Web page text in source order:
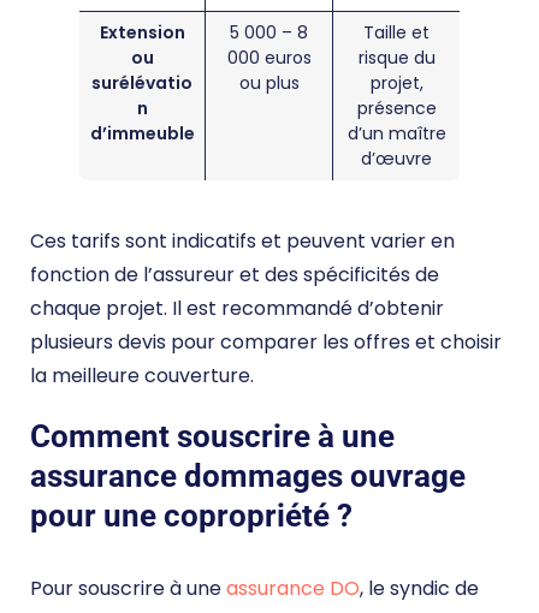
Extension
ou
surélévatio
n
d’immeuble
5 000 – 8
000 euros
ou plus
Taille et
risque du
projet,
présence
d’un maître
d’œuvre
Ces tarifs sont indicatifs et peuvent varier en
fonction de l’assureur et des spécificités de
chaque projet. Il est recommandé d’obtenir
plusieurs devis pour comparer les offres et choisir
la meilleure couverture.
Comment souscrire à une
assurance dommages ouvrage
pour une copropriété ?
Pour souscrire à uneassurance DO, le syndic de